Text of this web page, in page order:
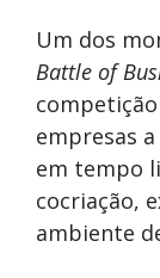
Um dos
Battle of
empresas
em tempo
cocriação,
ambiente